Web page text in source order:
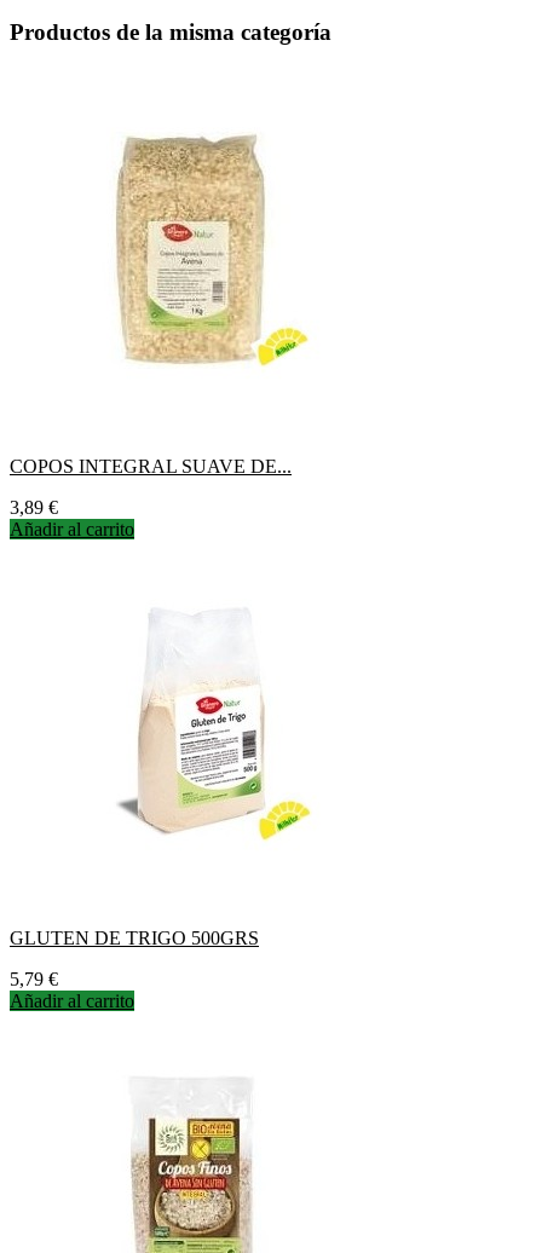
Productos de la misma categoría
COPOS INTEGRAL SUAVE DE...
Precio
3,89 €
Añadir al carrito
GLUTEN DE TRIGO 500GRS
Precio
5,79 €
Añadir al carrito